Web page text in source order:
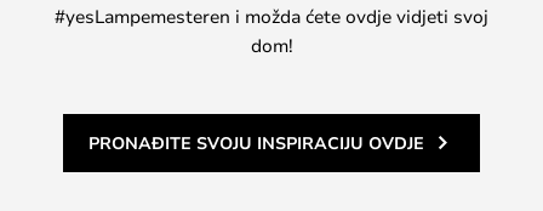
#yesLampemesteren i možda ćete ovdje vidjeti svoj
dom!
PRONAĐITE SVOJU INSPIRACIJU OVDJE